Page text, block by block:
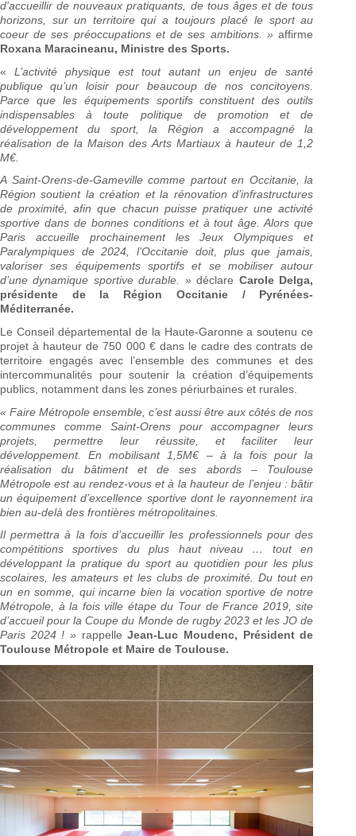
d'accueillir de nouveaux pratiquants, de tous âges et de tous
horizons, sur un territoire qui a toujours placé le sport au
coeur de ses préoccupations et de ses ambitions. »affirme
Roxana Maracineanu, Ministre des Sports.
«L’activité physique est tout autant un enjeu de santé
publique qu’un loisir pour beaucoup de nos concitoyens.
Parce que les équipements sportifs constituent des outils
indispensables à toute politique de promotion et de
développement du sport, la Région a accompagné la
réalisation de la Maison des Arts Martiaux à hauteur de 1,2
M€.
A Saint-Orens-de-Gameville comme partout en Occitanie, la
Région soutient la création et la rénovation d’infrastructures
de proximité, afin que chacun puisse pratiquer une activité
sportive dans de bonnes conditions et à tout âge. Alors que
Paris accueille prochainement les Jeux Olympiques et
Paralympiques de 2024, l’Occitanie doit, plus que jamais,
valoriser ses équipements sportifs et se mobiliser autour
d’une dynamique sportive durable. » déclare Carole Delga,
présidente de la Région Occitanie / Pyrénées-
Méditerranée.
Le Conseil départemental de la Haute-Garonne a soutenu ce
projet à hauteur de 750 000 € dans le cadre des contrats de
territoire engagés avec l’ensemble des communes et des
intercommunalités pour soutenir la création d’équipements
publics, notamment dans les zones périurbaines et rurales.
« Faire Métropole ensemble, c’est aussi être aux côtés de nos
communes comme Saint-Orens pour accompagner leurs
projets, permettre leur réussite, et faciliter leur
développement. En mobilisant 1,5M€ – à la fois pour la
réalisation du bâtiment et de ses abords – Toulouse
Métropole est au rendez-vous et à la hauteur de l’enjeu : bâtir
un équipement d’excellence sportive dont le rayonnement ira
bien au-delà des frontières métropolitaines.
Il permettra à la fois d’accueillir les professionnels pour des
compétitions sportives du plus haut niveau … tout en
développant la pratique du sport au quotidien pour les plus
scolaires, les amateurs et les clubs de proximité. Du tout en
un en somme, qui incarne bien la vocation sportive de notre
Métropole, à la fois ville étape du Tour de France 2019, site
d’accueil pour la Coupe du Monde de rugby 2023 et les JO de
Paris 2024 ! » rappelleJean-Luc Moudenc, Président de
Toulouse Métropole et Maire de Toulouse.